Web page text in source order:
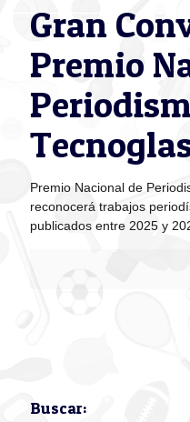
Gran
Premio
Premio Nacional de
reconocerá trabajos
publicados entre 2025 y
Buscar: